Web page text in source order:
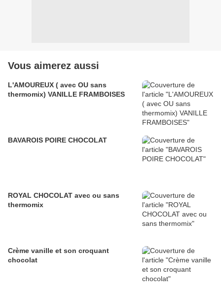
Vous aimerez aussi
L'AMOUREUX ( avec OU sans
thermomix) VANILLE FRAMBOISES
BAVAROIS POIRE CHOCOLAT
ROYAL CHOCOLAT avec ou sans
thermomix
Crème vanille et son croquant
chocolat